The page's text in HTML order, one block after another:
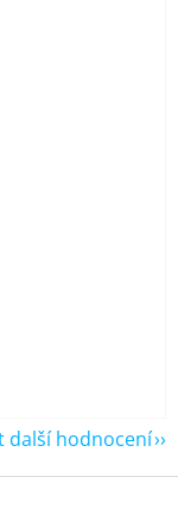
další hodnocení